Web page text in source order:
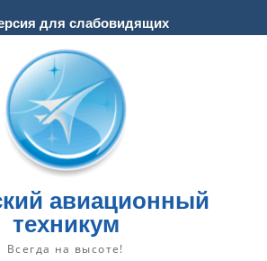
для слабовидящих
авиационный
техникум
Всегда на высоте!